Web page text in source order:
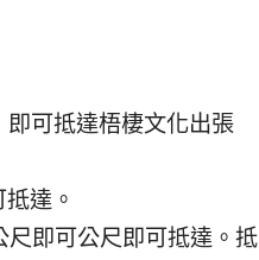
可抵達梧棲文化出張
達。
即可公尺即可抵達。抵